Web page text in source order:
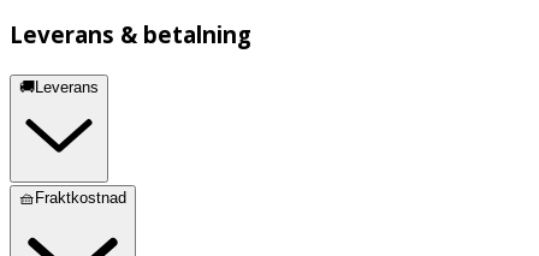
Leverans & betalning
🚚Leverans
🧺Fraktkostnad